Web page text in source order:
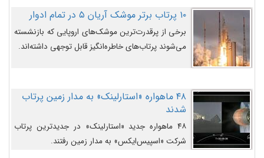
می‌دانند، است و قرار است افشاگران یوفوها هفته آینده
در مقابل آنها شهادت دهند.۱۰ پرتاب برتر موشک آریان ۵ در تمام ادوار
برخی از پرقدرت‌ترین موشک‌های اروپایی که بازنشسته
می‌شوند پرتاب‌های خاطره‌انگیز قابل توجهی داشته‌اند.
۴۸ ماهواره «استارلینک» به مدار زمین پرتاب
شدند
۴۸ ماهواره جدید «استارلینک» در جدیدترین پرتاب
شرکت «اسپیس‌ایکس» به مدار زمین رفتند.